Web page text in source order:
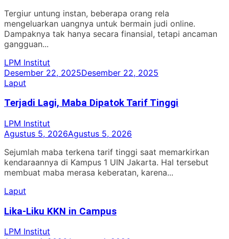
Tergiur untung instan, beberapa orang rela
mengeluarkan uangnya untuk bermain judi online.
Dampaknya tak hanya secara finansial, tetapi ancaman
gangguan...
LPM Institut
Desember 22, 2025Desember 22, 2025
Laput
Terjadi Lagi, Maba Dipatok Tarif Tinggi
LPM Institut
Agustus 5, 2026Agustus 5, 2026
Sejumlah maba terkena tarif tinggi saat memarkirkan
kendaraannya di Kampus 1 UIN Jakarta. Hal tersebut
membuat maba merasa keberatan, karena...
Laput
Lika-Liku KKN in Campus
LPM Institut